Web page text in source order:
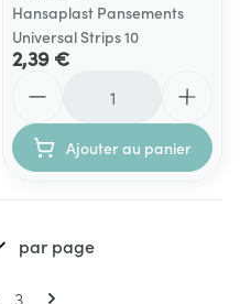
Hansaplast Pansements
Universal Strips 10
2,39 €
Ajouter au panier
lisez actuellement la page
Page
3
par page